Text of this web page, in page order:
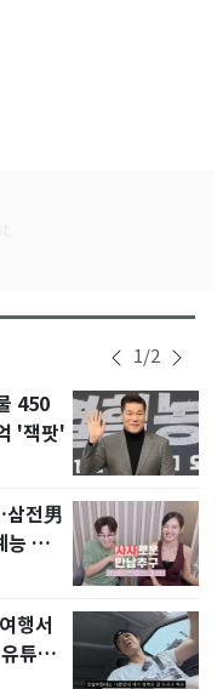
1/2
450
'잭팟'
전男
능 화
행서
튜브